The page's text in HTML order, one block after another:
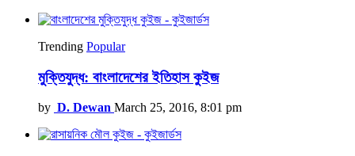
Trending Popular
মুক্তিযুদ্ধ: বাংলাদেশের ইতিহাস কুইজ
by D. Dewan March 25, 2016, 8:01 pm